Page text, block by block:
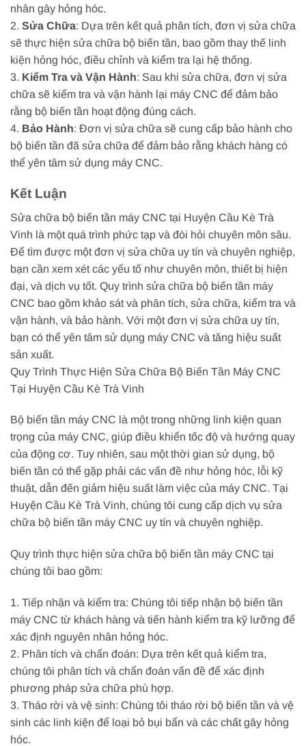
nhân gây hỏng hóc.
2. Sửa Chữa: Dựa trên kết quả phân tích, đơn vị sửa chữa
sẽ thực hiện sửa chữa bộ biến tần, bao gồm thay thế linh
kiện hỏng hóc, điều chỉnh và kiểm tra lại hệ thống.
3. Kiểm Tra và Vận Hành: Sau khi sửa chữa, đơn vị sửa
chữa sẽ kiểm tra và vận hành lại máy CNC để đảm bảo
rằng bộ biến tần hoạt động đúng cách.
4. Bảo Hành: Đơn vị sửa chữa sẽ cung cấp bảo hành cho
bộ biến tần đã sửa chữa để đảm bảo rằng khách hàng có
thể yên tâm sử dụng máy CNC.
Kết Luận
Sửa chữa bộ biến tần máy CNC tại Huyện Cầu Kè Trà
Vinh là một quá trình phức tạp và đòi hỏi chuyên môn sâu.
Để tìm được một đơn vị sửa chữa uy tín và chuyên nghiệp,
bạn cần xem xét các yếu tố như chuyên môn, thiết bị hiện
đại, và dịch vụ tốt. Quy trình sửa chữa bộ biến tần máy
CNC bao gồm khảo sát và phân tích, sửa chữa, kiểm tra và
vận hành, và bảo hành. Với một đơn vị sửa chữa uy tín,
bạn có thể yên tâm sử dụng máy CNC và tăng hiệu suất
sản xuất.
Quy Trình Thực Hiện Sửa Chữa Bộ Biến Tần Máy CNC
Tại Huyện Cầu Kè Trà Vinh
Bộ biến tần máy CNC là một trong những linh kiện quan
trọng của máy CNC, giúp điều khiển tốc độ và hướng quay
của động cơ. Tuy nhiên, sau một thời gian sử dụng, bộ
biến tần có thể gặp phải các vấn đề như hỏng hóc, lỗi kỹ
thuật, dẫn đến giảm hiệu suất làm việc của máy CNC. Tại
Huyện Cầu Kè Trà Vinh, chúng tôi cung cấp dịch vụ sửa
chữa bộ biến tần máy CNC uy tín và chuyên nghiệp.
Quy trình thực hiện sửa chữa bộ biến tần máy CNC tại
chúng tôi bao gồm:
1. Tiếp nhận và kiểm tra: Chúng tôi tiếp nhận bộ biến tần
máy CNC từ khách hàng và tiến hành kiểm tra kỹ lưỡng để
xác định nguyên nhân hỏng hóc.
2. Phân tích và chẩn đoán: Dựa trên kết quả kiểm tra,
chúng tôi phân tích và chẩn đoán vấn đề để xác định
phương pháp sửa chữa phù hợp.
3. Tháo rời và vệ sinh: Chúng tôi tháo rời bộ biến tần và vệ
sinh các linh kiện để loại bỏ bụi bẩn và các chất gây hỏng
hóc.